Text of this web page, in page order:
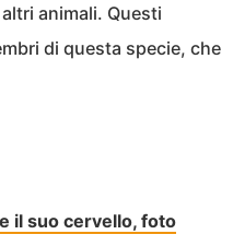
animali. Questi
di questa specie, che
il suo cervello, foto